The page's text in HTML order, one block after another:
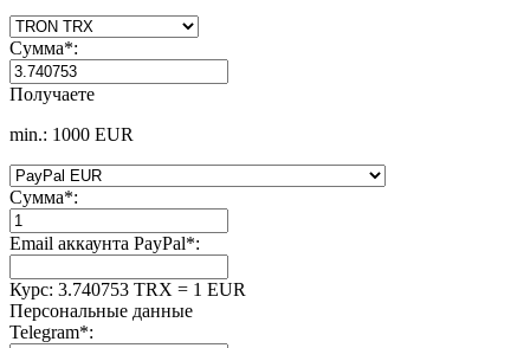
Сумма*:
Получаете
min.: 1000 EUR
Сумма*:
Email аккаунта PayPal*:
Курс: 3.740753 TRX = 1 EUR
Персональные данные
Telegram*: